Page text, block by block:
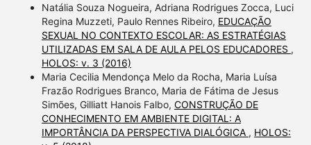
Natália Souza Nogueira, Adriana Rodrigues Zocca, Luci
Regina Muzzeti, Paulo Rennes Ribeiro, EDUCAÇÃO
SEXUAL NO CONTEXTO ESCOLAR: AS ESTRATÉGIAS
UTILIZADAS EM SALA DE AULA PELOS EDUCADORES ,
HOLOS: v. 3 (2016)
Maria Cecilia Mendonça Melo da Rocha, Maria Luísa
Frazão Rodrigues Branco, Maria de Fátima de Jesus
Simões, Gilliatt Hanois Falbo, CONSTRUÇÃO DE
CONHECIMENTO EM AMBIENTE DIGITAL: A
IMPORTÂNCIA DA PERSPECTIVA DIALÓGICA , HOLOS: